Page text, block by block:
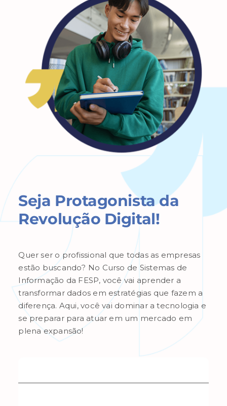
Seja Protagonista da
Revolução Digital!
Quer ser o profissional que todas as empresas
estão buscando? No Curso de Sistemas de
Informação da FESP, você vai aprender a
transformar dados em estratégias que fazem a
diferença. Aqui, você vai dominar a tecnologia e
se preparar para atuar em um mercado em
plena expansão!